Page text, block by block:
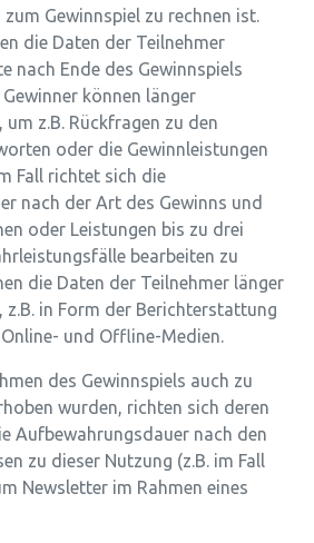
Gewinnspiel zu rechnen ist.
die Daten der Teilnehmer
nach Ende des Gewinnspiels
können länger
z.B. Rückfragen zu den
oder die Gewinnleistungen
Fall richtet sich die
nach der Art des Gewinns und
oder Leistungen bis zu drei
bearbeiten zu
die Daten der Teilnehmer länger
z.B. in Form der Berichterstattung
und Offline-Medien.
des Gewinnspiels auch zu
wurden, richten sich deren
Aufbewahrungsdauer nach den
zu dieser Nutzung (z.B. im Fall
Newsletter im Rahmen eines